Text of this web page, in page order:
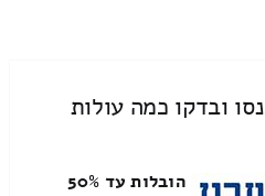
ובדקו כמה עולות
הובלות עד 50%